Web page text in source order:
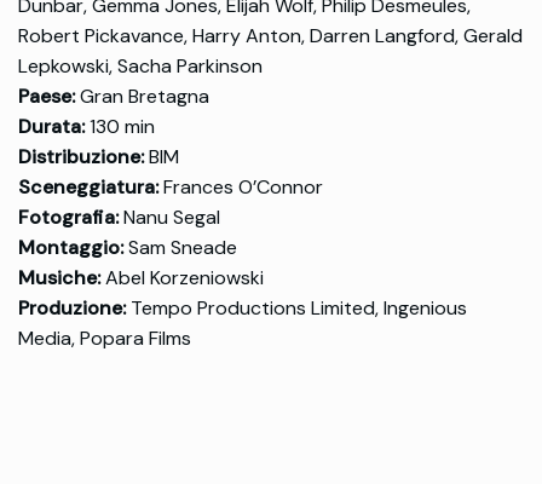
Dunbar, Gemma Jones, Elijah Wolf, Philip Desmeules,
Robert Pickavance, Harry Anton, Darren Langford, Gerald
Lepkowski, Sacha Parkinson
Paese:Gran Bretagna
Durata:130 min
Distribuzione:BIM
Sceneggiatura:Frances O’Connor
Fotografia:Nanu Segal
Montaggio:Sam Sneade
Musiche:Abel Korzeniowski
Produzione:Tempo Productions Limited, Ingenious
Media, Popara Films